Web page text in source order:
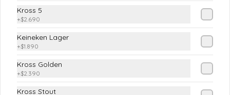
Ensalada Mixta
(Lechuga costina o Escarola, Tomate,
Pimiento Verde, Cebolla Morada)
$5.890
Kross 5
+$2.690
Keineken Lager
+$1.890
Kross Golden
+$2.390
Kross Stout